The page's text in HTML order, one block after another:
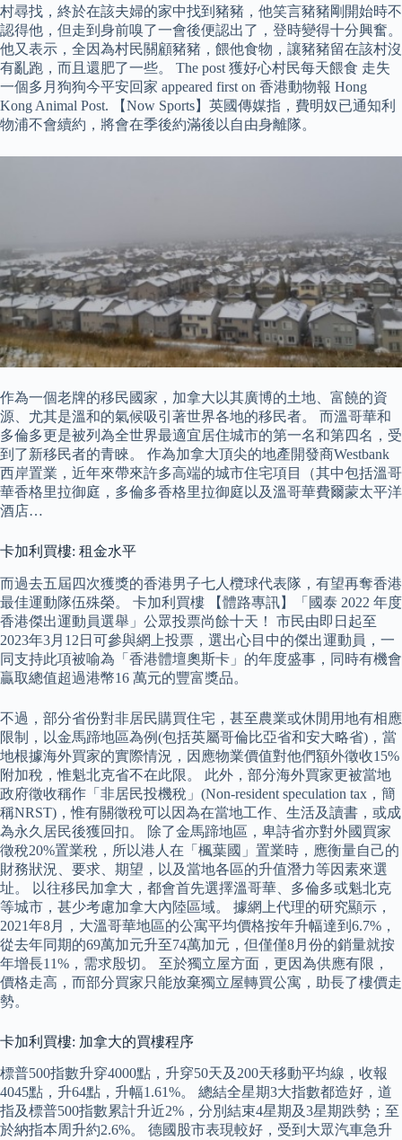
村尋找，終於在該夫婦的家中找到豬豬，他笑言豬豬剛開始時不
認得他，但走到身前嗅了一會後便認出了，登時變得十分興奮。
他又表示，全因為村民關顧豬豬，餵他食物，讓豬豬留在該村沒
有亂跑，而且還肥了一些。 The post 獲好心村民每天餵食 走失
一個多月狗狗今平安回家 appeared first on 香港動物報 Hong
Kong Animal Post. 【Now Sports】英國傳媒指，費明奴已通知利
物浦不會續約，將會在季後約滿後以自由身離隊。
作為一個老牌的移民國家，加拿大以其廣博的土地、富饒的資
源、尤其是溫和的氣候吸引著世界各地的移民者。 而溫哥華和
多倫多更是被列為全世界最適宜居住城市的第一名和第四名，受
到了新移民者的青睞。 作為加拿大頂尖的地產開發商Westbank
西岸置業，近年來帶來許多高端的城市住宅項目（其中包括溫哥
華香格里拉御庭，多倫多香格里拉御庭以及溫哥華費爾蒙太平洋
酒店…
卡加利買樓: 租金水平
而過去五屆四次獲獎的香港男子七人欖球代表隊，有望再奪香港
最佳運動隊伍殊榮。 卡加利買樓 【體路專訊】「國泰 2022 年度
香港傑出運動員選舉」公眾投票尚餘十天！ 市民由即日起至
2023年3月12日可參與網上投票，選出心目中的傑出運動員，一
同支持此項被喻為「香港體壇奧斯卡」的年度盛事，同時有機會
贏取總值超過港幣16 萬元的豐富獎品。
不過，部分省份對非居民購買住宅，甚至農業或休閒用地有相應
限制，以金馬蹄地區為例(包括英屬哥倫比亞省和安大略省)，當
地根據海外買家的實際情況，因應物業價值對他們額外徵收15%
附加稅，惟魁北克省不在此限。 此外，部分海外買家更被當地
政府徵收稱作「非居民投機稅」(Non-resident speculation tax，簡
稱NRST)，惟有關徵稅可以因為在當地工作、生活及讀書，或成
為永久居民後獲回扣。 除了金馬蹄地區，卑詩省亦對外國買家
徵稅20%置業稅，所以港人在「楓葉國」置業時，應衡量自己的
財務狀況、要求、期望，以及當地各區的升值潛力等因素來選
址。 以往移民加拿大，都會首先選擇溫哥華、多倫多或魁北克
等城市，甚少考慮加拿大內陸區域。 據網上代理的研究顯示，
2021年8月，大溫哥華地區的公寓平均價格按年升幅達到6.7%，
從去年同期的69萬加元升至74萬加元，但僅僅8月份的銷量就按
年增長11%，需求殷切。 至於獨立屋方面，更因為供應有限，
價格走高，而部分買家只能放棄獨立屋轉買公寓，助長了樓價走
勢。
卡加利買樓: 加拿大的買樓程序
標普500指數升穿4000點，升穿50天及200天移動平均線，收報
4045點，升64點，升幅1.61%。 總結全星期3大指數都造好，道
指及標普500指數累計升近2%，分別結束4星期及3星期跌勢；至
於納指本周升約2.6%。 德國股市表現較好，受到大眾汽車急升